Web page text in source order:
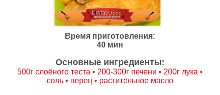
Время приготовления:
40 мин
Основные ингредиенты:
500г слоёного теста • 200-300г печени • 200г лука •
соль • перец • растительное масло